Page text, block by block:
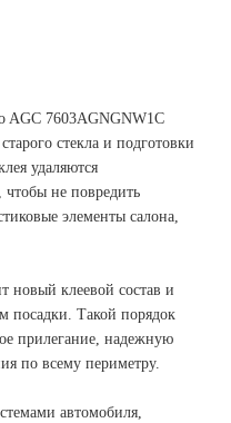
AGC 7603AGNGNW1C
стекла и подготовки
удаляются
не повредить
элементы салона,
новый клеевой состав и
посадки. Такой порядок
прилегание, надежную
по всему периметру.
автомобиля,